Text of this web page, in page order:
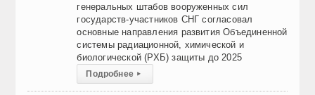
генеральных штабов вооруженных сил
государств-участников СНГ согласовал
основные направления развития Объединенной
системы радиационной, химической и
биологической (РХБ) защиты до 2025
Подробнее ▸